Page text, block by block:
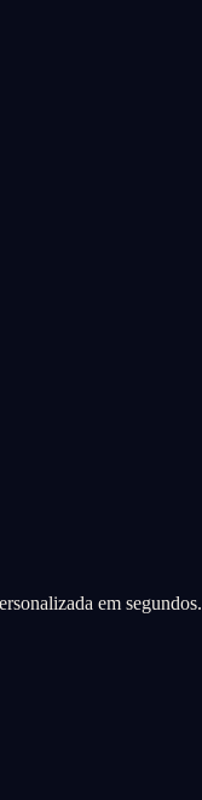
em segundos.